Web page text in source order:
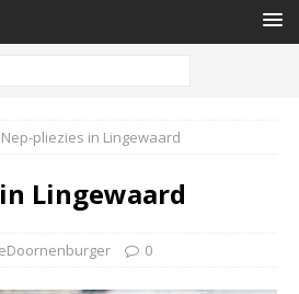
Nep-pliezies in Lingewaard
Lingewaard
0